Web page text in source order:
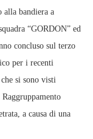
alla bandiera a
“GORDON” ed
concluso sul terzo
per i recenti
si sono visti
a causa di una